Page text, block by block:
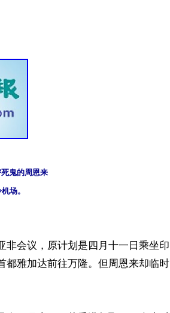
鬼的周恩来
场。
非会议，原计划是四月十一日乘坐印
都雅加达前往万隆。但周恩来却临时